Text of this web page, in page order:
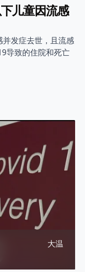
儿童因流感
发症去世，且流感
导致的住院和死亡
大温